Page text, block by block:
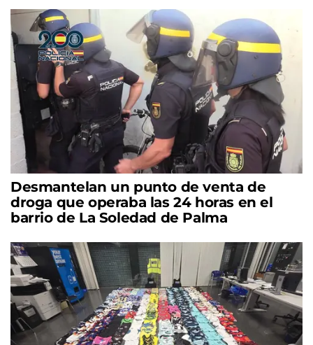
Desmantelan un punto de venta de
droga que operaba las 24 horas en el
barrio de La Soledad de Palma